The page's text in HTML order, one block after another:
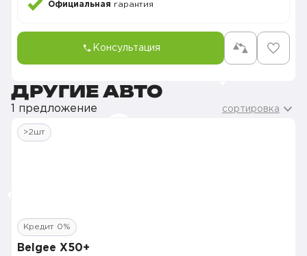
Официальная гарантия
Консультация
ДРУГИЕ АВТО
1 предложение сортировка
>2шт
Кредит 0%
Belgee X50+